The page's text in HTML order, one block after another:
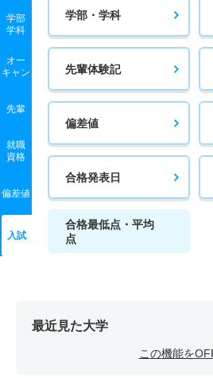
学部
学科
オー
キャン
先輩
就職
資格
偏差値
入試
学部・学科
先輩体験記
偏差値
合格発表日
合格最低点・平均
点
最近見た大学
この機能を